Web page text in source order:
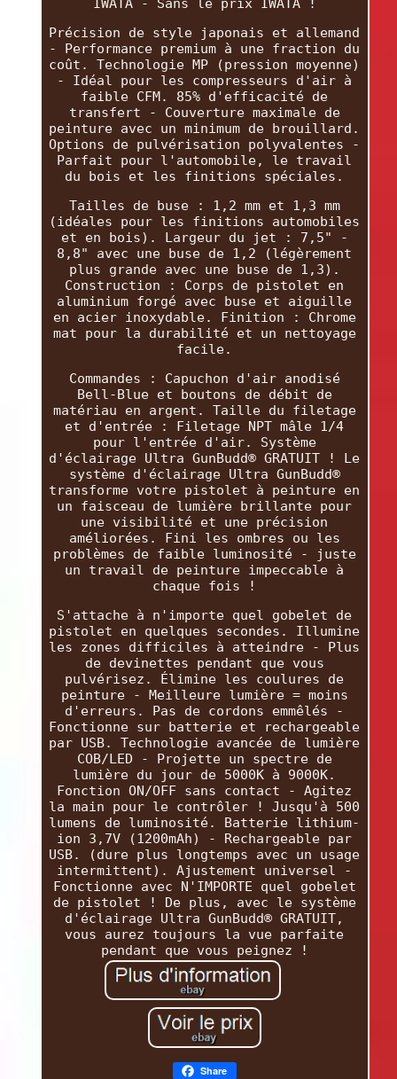
IWATA - Sans le prix IWATA !
Précision de style japonais et allemand
- Performance premium à une fraction du
coût. Technologie MP (pression moyenne)
- Idéal pour les compresseurs d'air à
faible CFM. 85% d'efficacité de
transfert - Couverture maximale de
peinture avec un minimum de brouillard.
Options de pulvérisation polyvalentes -
Parfait pour l'automobile, le travail
du bois et les finitions spéciales.
Tailles de buse : 1,2 mm et 1,3 mm
(idéales pour les finitions automobiles
et en bois). Largeur du jet : 7,5" -
8,8" avec une buse de 1,2 (légèrement
plus grande avec une buse de 1,3).
Construction : Corps de pistolet en
aluminium forgé avec buse et aiguille
en acier inoxydable. Finition : Chrome
mat pour la durabilité et un nettoyage
facile.
Commandes : Capuchon d'air anodisé
Bell-Blue et boutons de débit de
matériau en argent. Taille du filetage
et d'entrée : Filetage NPT mâle 1/4
pour l'entrée d'air. Système
d'éclairage Ultra GunBudd® GRATUIT ! Le
système d'éclairage Ultra GunBudd®
transforme votre pistolet à peinture en
un faisceau de lumière brillante pour
une visibilité et une précision
améliorées. Fini les ombres ou les
problèmes de faible luminosité - juste
un travail de peinture impeccable à
chaque fois !
S'attache à n'importe quel gobelet de
pistolet en quelques secondes. Illumine
les zones difficiles à atteindre - Plus
de devinettes pendant que vous
pulvérisez. Élimine les coulures de
peinture - Meilleure lumière = moins
d'erreurs. Pas de cordons emmêlés -
Fonctionne sur batterie et rechargeable
par USB. Technologie avancée de lumière
COB/LED - Projette un spectre de
lumière du jour de 5000K à 9000K.
Fonction ON/OFF sans contact - Agitez
la main pour le contrôler ! Jusqu'à 500
lumens de luminosité. Batterie lithium-
ion 3,7V (1200mAh) - Rechargeable par
USB. (dure plus longtemps avec un usage
intermittent). Ajustement universel -
Fonctionne avec N'IMPORTE quel gobelet
de pistolet ! De plus, avec le système
d'éclairage Ultra GunBudd® GRATUIT,
vous aurez toujours la vue parfaite
pendant que vous peignez !
Share